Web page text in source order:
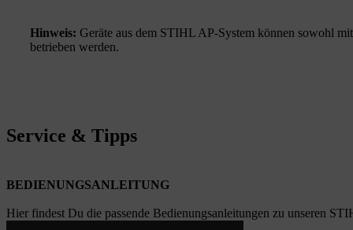
Hinweis: Geräte aus dem STIHL AP-System können sowohl
betrieben werden.
Service & Tipps
BEDIENUNGSANLEITUNG
Hier findest Du die passende Bedienungsanleitungen zu unseren